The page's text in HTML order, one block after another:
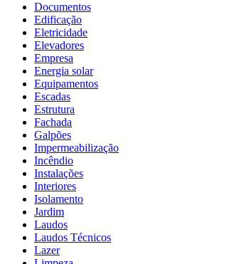
Documentos
Edificação
Eletricidade
Elevadores
Empresa
Energia solar
Equipamentos
Escadas
Estrutura
Fachada
Galpões
Impermeabilização
Incêndio
Instalações
Interiores
Isolamento
Jardim
Laudos
Laudos Técnicos
Lazer